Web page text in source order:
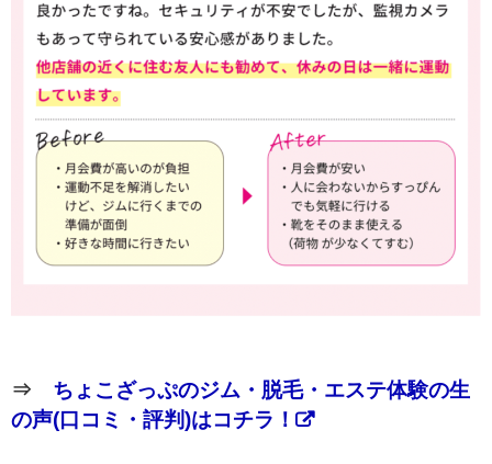
⇒ ちょこざっぷのジム・脱毛・エステ体験の生
の声(口コミ・評判)はコチラ！